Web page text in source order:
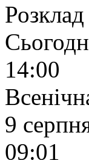
Розклад
14:00
9
09:01